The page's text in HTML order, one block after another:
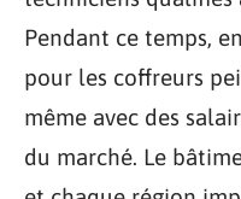
Pendant ce temps,
pour les coffreurs
même avec des
du marché. Le